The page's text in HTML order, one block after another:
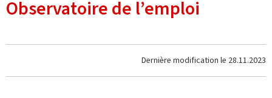
Observatoire de l’emploi
Dernière modification le 28.11.2023